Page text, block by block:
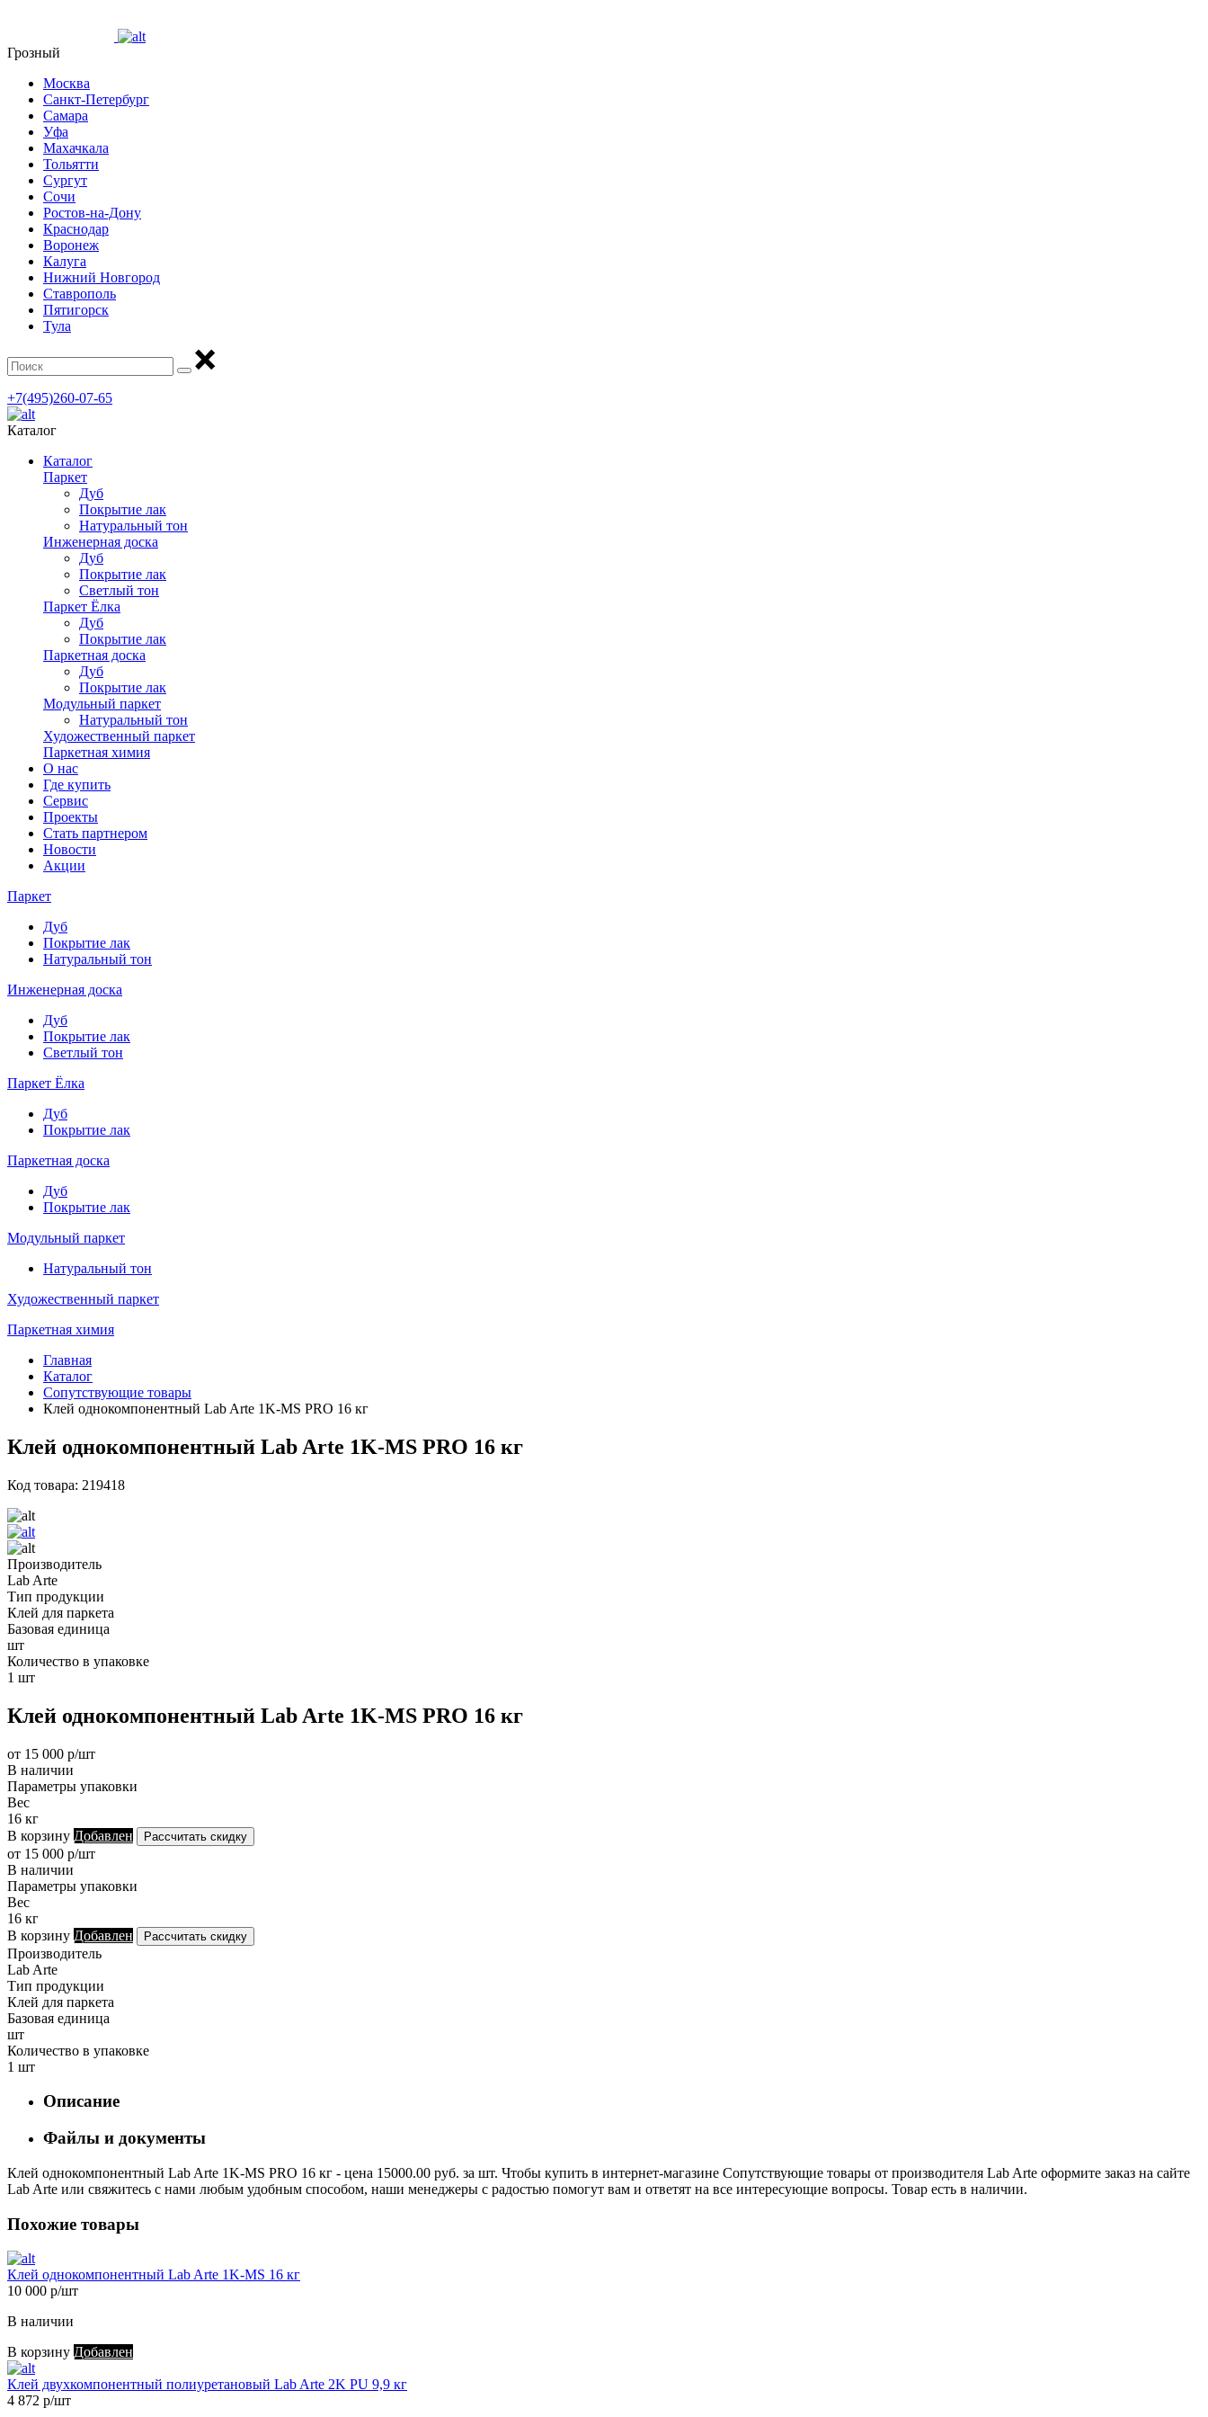
Грозный
Москва
Санкт-Петербург
Самара
Уфа
Махачкала
Тольятти
Сургут
Сочи
Ростов-на-Дону
Краснодар
Воронеж
Калуга
Нижний Новгород
Ставрополь
Пятигорск
Тула
+7(495)260-07-65
Каталог
Каталог
Паркет
Дуб
Покрытие лак
Натуральный тон
Инженерная доска
Дуб
Покрытие лак
Светлый тон
Паркет Ёлка
Дуб
Покрытие лак
Паркетная доска
Дуб
Покрытие лак
Модульный паркет
Натуральный тон
Художественный паркет
Паркетная химия
О нас
Где купить
Сервис
Проекты
Стать партнером
Новости
Акции
Паркет
Дуб
Покрытие лак
Натуральный тон
Инженерная доска
Дуб
Покрытие лак
Светлый тон
Паркет Ёлка
Дуб
Покрытие лак
Паркетная доска
Дуб
Покрытие лак
Модульный паркет
Натуральный тон
Художественный паркет
Паркетная химия
Главная
Каталог
Сопутствующие товары
Клей однокомпонентный Lab Arte 1K-MS PRO 16 кг
Клей однокомпонентный Lab Arte 1K-MS PRO 16 кг
Код товара: 219418
Производитель
Lab Arte
Тип продукции
Клей для паркета
Базовая единица
шт
Количество в упаковке
1 шт
Клей однокомпонентный Lab Arte 1K-MS PRO 16 кг
от 15 000 р/шт
В наличии
Параметры упаковки
Вес
16 кг
В корзину Добавлен Рассчитать скидку
от 15 000 р/шт
В наличии
Параметры упаковки
Вес
16 кг
В корзину Добавлен Рассчитать скидку
Производитель
Lab Arte
Тип продукции
Клей для паркета
Базовая единица
шт
Количество в упаковке
1 шт
Описание
Файлы и документы
Клей однокомпонентный Lab Arte 1K-MS PRO 16 кг - цена 15000.00 руб. за шт. Чтобы купить в интернет-магазине Сопутствующие товары от производителя Lab Arte оформите заказ на сайте
Lab Arte или свяжитесь с нами любым удобным способом, наши менеджеры с радостью помогут вам и ответят на все интересующие вопросы. Товар есть в наличии.
Похожие товары
Клей однокомпонентный Lab Arte 1K-MS 16 кг
10 000 р/шт
В наличии
В корзину Добавлен
Клей двухкомпонентный полиуретановый Lab Arte 2K PU 9,9 кг
4 872 р/шт